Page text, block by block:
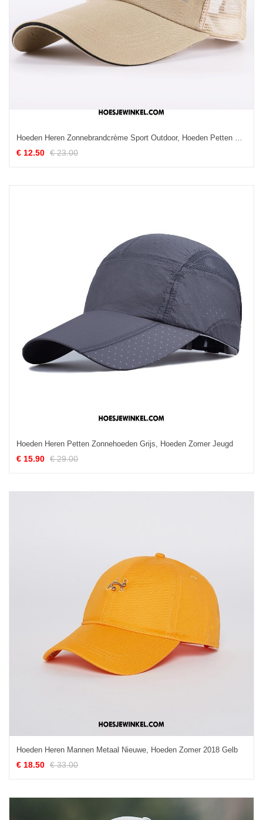
Hoeden Heren Zonnebrandcrème Sport Outdoor, Hoeden Petten Zomer Khaki
€ 12.50 € 23.00
Hoeden Heren Petten Zonnehoeden Grijs, Hoeden Zomer Jeugd
€ 15.90 € 29.00
Hoeden Heren Mannen Metaal Nieuwe, Hoeden Zomer 2018 Gelb
€ 18.50 € 33.00